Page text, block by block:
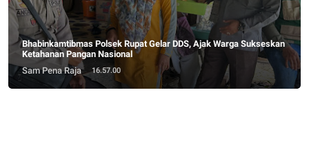
Bhabinkamtibmas Polsek Rupat Gelar DDS, Ajak Warga Sukseskan
Ketahanan Pangan Nasional
Sam Pena Raja
16.57.00